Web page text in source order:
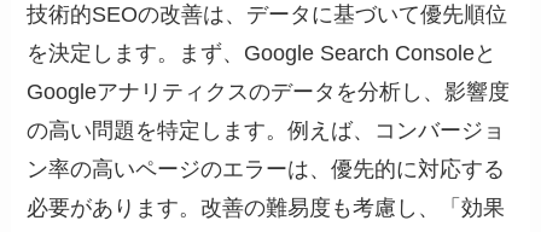
技術的SEOの改善は、データに基づいて優先順位
を決定します。まず、Google Search Consoleと
Googleアナリティクスのデータを分析し、影響度
の高い問題を特定します。例えば、コンバージョ
ン率の高いページのエラーは、優先的に対応する
必要があります。改善の難易度も考慮し、「効果